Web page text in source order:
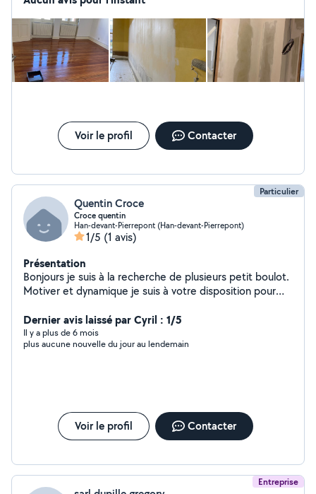
Voir le profil Contacter
Particulier
Quentin Croce
Croce quentin
Han-devant-Pierrepont (Han-devant-Pierrepont)
1/5 (1 avis)
Présentation
Bonjours je suis à la recherche de plusieurs petit boulot.
Motiver et dynamique je suis à votre disposition pour
réaliser de la peinture ou des petits travaux dans la
maison ; faire le ménage ; promener les chiens
(petsitting) ; proposer du soutien scolaire ; aider à
Dernier avis laissé par Cyril : 1/5
Il y a plus de 6 mois
plus aucune nouvelle du jour au lendemain
Voir le profil Contacter
Entreprise